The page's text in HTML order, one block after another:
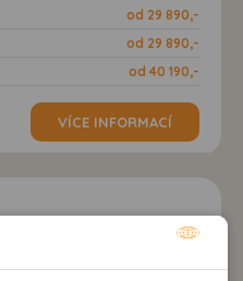
od 29 890,-
od 29 890,-
od 40 190,-
VÍCE INFORMACÍ